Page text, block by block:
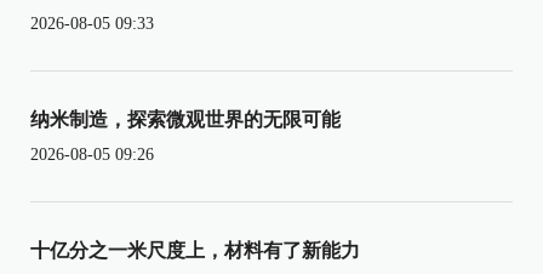
2026-08-05 09:33
纳米制造，探索微观世界的无限可能
2026-08-05 09:26
十亿分之一米尺度上，材料有了新能力